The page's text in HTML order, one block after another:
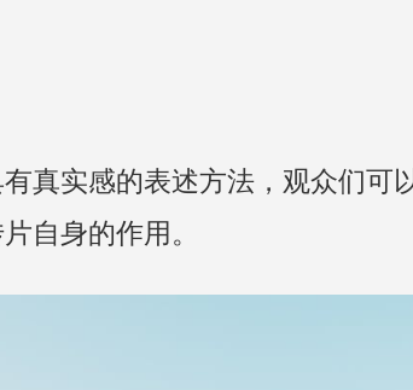
真实感的表述方法，观众们可
自身的作用。